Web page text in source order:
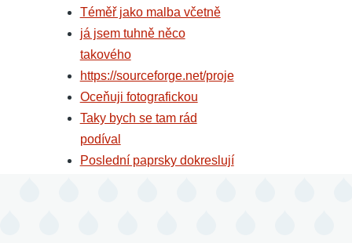
Téměř jako malba včetně
já jsem tuhně něco
takového
https://sourceforge.net/proje
Oceňuji fotografickou
Taky bych se tam rád
podíval
Poslední paprsky dokreslují